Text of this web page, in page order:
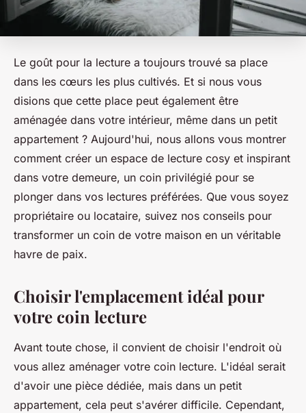
Le goût pour la lecture a toujours trouvé sa place
dans les cœurs les plus cultivés. Et si nous vous
disions que cette place peut également être
aménagée dans votre intérieur, même dans un petit
appartement ? Aujourd'hui, nous allons vous montrer
comment créer un espace de lecture cosy et inspirant
dans votre demeure, un coin privilégié pour se
plonger dans vos lectures préférées. Que vous soyez
propriétaire ou locataire, suivez nos conseils pour
transformer un coin de votre maison en un véritable
havre de paix.
Choisir l'emplacement idéal pour
votre coin lecture
Avant toute chose, il convient de choisir l'endroit où
vous allez aménager votre coin lecture. L'idéal serait
d'avoir une pièce dédiée, mais dans un petit
appartement, cela peut s'avérer difficile. Cependant,